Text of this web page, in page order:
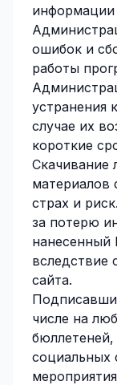
информации
ошибок и
работы
устранения
случае их
короткие
Скачивание
материалов
страх и
за потерю
вследствие
сайта.
числе на
бюллетеней,
социальных